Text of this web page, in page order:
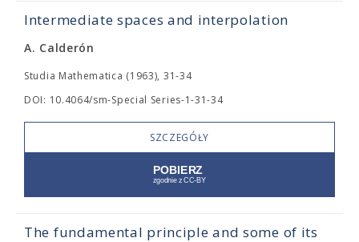
Intermediate spaces and interpolation
A. Calderón
Studia Mathematica (1963), 31-34
DOI: 10.4064/sm-Special Series-1-31-34
SZCZEGÓŁY
The fundamental principle and some of its